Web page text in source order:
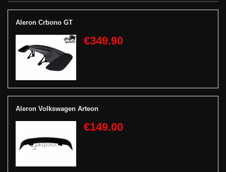
Aleron Crbono GT
€349.90
Aleron Volkswagen Arteon
€149.00